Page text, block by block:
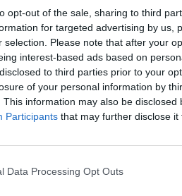
opt-out of the sale, sharing to third
for targeted advertising by us,
selection. Please note that after your
interest-based ads based on
to third parties prior to your
of your personal information by
This information may also be
Participants that may further disclose it
Data Processing Opt Outs
1
Hoeveelheid bijwerkingen
3
aan het